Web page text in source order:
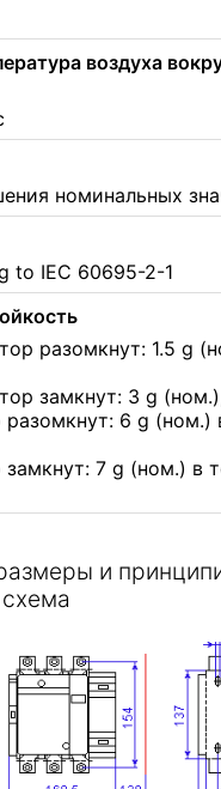
воздуха
номинальных
to IEC 60695-2-1
разомкнут: 1.5 g
замкнут: 3 g
6 g (ном.)
7 g (ном.) в
и